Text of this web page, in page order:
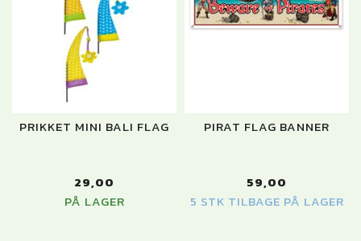
PRIKKET MINI BALI FLAG
29,00
PÅ LAGER
PIRAT FLAG BANNER
59,00
5 STK TILBAGE PÅ LAGER